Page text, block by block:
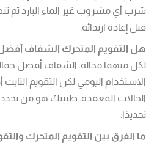
شرب أي مشروب غير الماء البارد ثم
قبل إعادة ارتدائه.
هل التقويم المتحرك الشفاف
لكل منهما مجاله. الشفاف أفضل
الاستخدام اليومي لكن التقويم
الحالات المعقدة. طبيبك هو من
تحديدًا.
ما الفرق بين التقويم المتحرك